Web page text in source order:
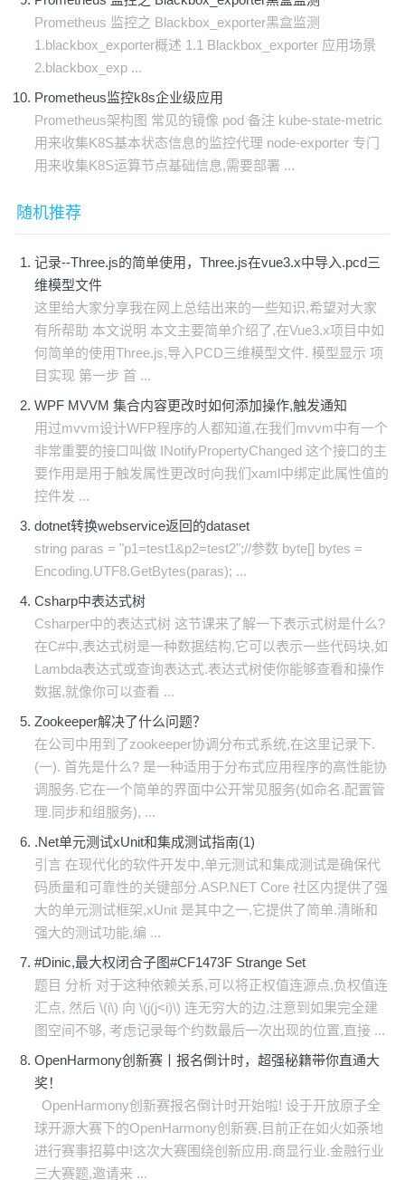
Prometheus 监控之 Blackbox_exporter黑盒监测
1.blackbox_exporter概述 1.1 Blackbox_exporter 应用场景
2.blackbox_exp ...
Prometheus监控k8s企业级应用
Prometheus架构图 常见的镜像 pod 备注 kube-state-metric
用来收集K8S基本状态信息的监控代理 node-exporter 专门
用来收集K8S运算节点基础信息,需要部署 ...
随机推荐
记录--Three.js的简单使用，Three.js在vue3.x中导入.pcd三
维模型文件
这里给大家分享我在网上总结出来的一些知识,希望对大家
有所帮助 本文说明 本文主要简单介绍了,在Vue3.x项目中如
何简单的使用Three.js,导入PCD三维模型文件. 模型显示 项
目实现 第一步 首 ...
WPF MVVM 集合内容更改时如何添加操作,触发通知
用过mvvm设计WFP程序的人都知道,在我们mvvm中有一个
非常重要的接口叫做 INotifyPropertyChanged 这个接口的主
要作用是用于触发属性更改时向我们xaml中绑定此属性值的
控件发 ...
dotnet转换webservice返回的dataset
string paras = "p1=test1&p2=test2";//参数 byte[] bytes =
Encoding.UTF8.GetBytes(paras); ...
Csharp中表达式树
Csharper中的表达式树 这节课来了解一下表示式树是什么?
在C#中,表达式树是一种数据结构,它可以表示一些代码块,如
Lambda表达式或查询表达式.表达式树使你能够查看和操作
数据,就像你可以查看 ...
Zookeeper解决了什么问题？
在公司中用到了zookeeper协调分布式系统,在这里记录下.
(一). 首先是什么? 是一种适用于分布式应用程序的高性能协
调服务.它在一个简单的界面中公开常见服务(如命名.配置管
理.同步和组服务), ...
.Net单元测试xUnit和集成测试指南(1)
引言 在现代化的软件开发中,单元测试和集成测试是确保代
码质量和可靠性的关键部分.ASP.NET Core 社区内提供了强
大的单元测试框架,xUnit 是其中之一,它提供了简单.清晰和
强大的测试功能,编 ...
#Dinic,最大权闭合子图#CF1473F Strange Set
题目 分析 对于这种依赖关系,可以将正权值连源点,负权值连
汇点, 然后 \(i\) 向 \(j(j<i)\) 连无穷大的边,注意到如果完全建
图空间不够, 考虑记录每个约数最后一次出现的位置,直接 ...
OpenHarmony创新赛丨报名倒计时，超强秘籍带你直通大
奖！
OpenHarmony创新赛报名倒计时开始啦! 设于开放原子全
球开源大赛下的OpenHarmony创新赛,目前正在如火如荼地
进行赛事招募中!这次大赛围绕创新应用.商显行业.金融行业
三大赛题,邀请来 ...